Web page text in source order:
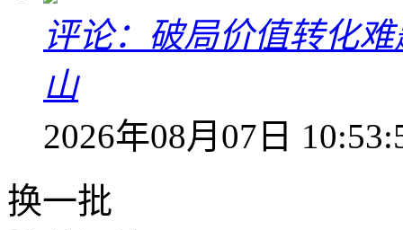
评论：破局价值转化
山
2026年08月07日
换一批